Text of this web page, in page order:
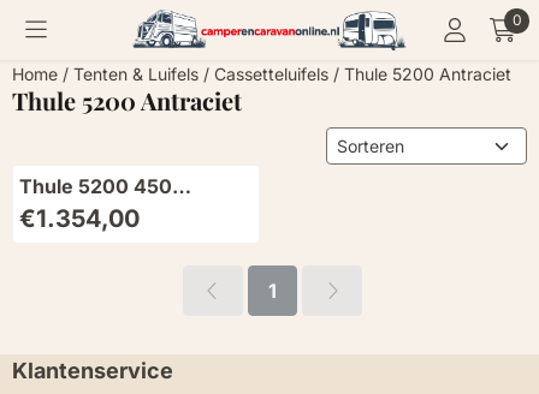
Cookievoorkeuren zijn momenteel gesloten. 0
Home / Tenten & Luifels / Cassetteluifels / Thule 5200 Antraciet
Thule 5200 Antraciet
Sorteermethode
Thule 5200 450
Antraciet-Mystic Grey
Prijs: 1 354,00
€1.354,00
1
Klantenservice